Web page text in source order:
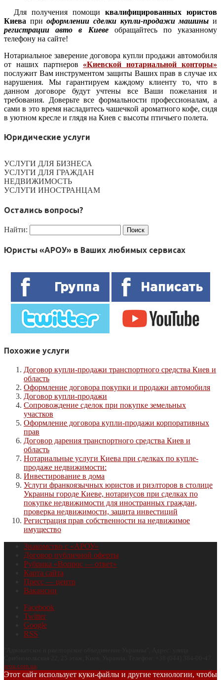
Для получения помощи квалифицированных юристов
Киева приоформлении сделки купли-продажи машины и
регистрации авто в Киевеобращайтесь по указанному
телефону на сайте!
Нотариальное заверение договора купли продажи автомобиля
от наших партнеров «Киевской нотариальной конторы»
послужит Вам инструментом защиты Ваших прав в случае их
нарушения. Мы гарантируем каждому клиенту то, что в
данном договоре будут учтены все Ваши пожелания и
требования. Доверьте все формальности профессионалам, а
сами в это время насладитесь чашечкой ароматного кофе, сидя
в уютном кресле и глядя на Киев с высоты птичьего полета.
Юридические услуги
УСЛУГИ ДЛЯ БИЗНЕСА
УСЛУГИ ДЛЯ ГРАЖДАН
НЕДВИЖИМОСТЬ
УСЛУГИ ИНОСТРАНЦАМ
Остались вопросы?
Найти:
Юристы «АРОУ» в Ваших любимых сервисах
Похожие услуги
Договор купли-продажи транспортного средства Киев и
область
Оформление договора покупки и продажи автомобиля
Договор купли-продажи
Сопровождение сделок при покупке земельных
участков
Оформление договора купли-продажи корпоративных
прав
Договор дарения транспортного средства Киев и
область
Нотариальные услуги Киева при сделках по купле-
продаже недвижимости:
Инвестирование в дома
Услуги франкоязычных юристов и риэлторов в столице
Украины городе Киеве, нотариусов при сделках по
покупке недвижимости для иностранных граждан,
проверка недвижимости, защита инвестиций
Регистрация прав собственности на недвижимое
имущество
Знакомство с «АРОУ»
Договор публичной оферты
Рубрика «Вопрос — ответ»
Карта сайта
Пресс — центр
Вакансии
Facebook
Twitter
Google
RSS
arou.com.ua
Этот сайт использует куки-файлы и другие технологии, чтобы